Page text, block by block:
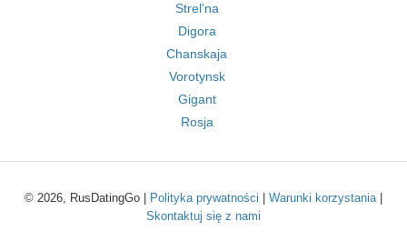
Strel'na
Digora
Chanskaja
Vorotynsk
Gigant
Rosja
© 2026, RusDatingGo | Polityka prywatności Warunki korzystania|
Skontaktuj się z nami